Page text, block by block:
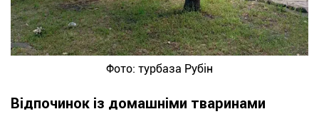
Фото: турбаза Рубін
Відпочинок із домашніми тваринами